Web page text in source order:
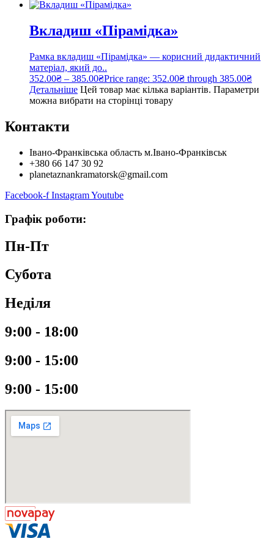
Вкладиш «Пірамідка»
Рамка вкладиш «Пірамідка» — корисний дидактичний
матеріал, який до..
352.00₴ – 385.00₴Price range: 352.00₴ through 385.00₴
Детальніше Цей товар має кілька варіантів. Параметри
можна вибрати на сторінці товару
Контакти
Івано-Франківська область м.Івано-Франківськ
+380 66 147 30 92
planetaznankramatorsk@gmail.com
Facebook-f InstagramYoutube
Графік роботи:
Пн-Пт
Субота
Неділя
9:00 - 18:00
9:00 - 15:00
9:00 - 15:00